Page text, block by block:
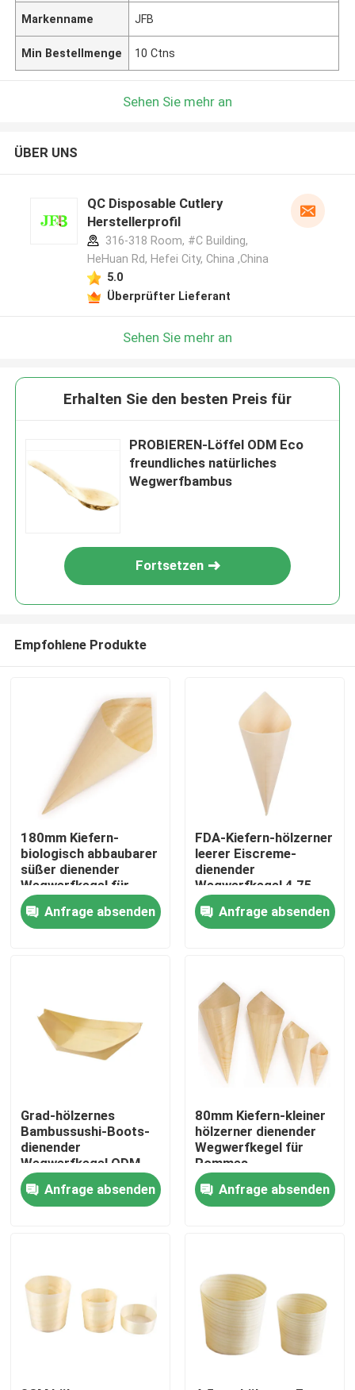
Nach Hause
Kontakte
Hölzerne Wegwerfgeräte
Wegwerfbambustischbesteck
Bambusaufsteckspindeln
Bambusnahrungsmittel-Auswahl
Markenname JFB
Min Bestellmenge 10 Ctns
Sehen Sie mehr an
ÜBER UNS
QC Disposable Cutlery
Herstellerprofil
316-318 Room, #C Building,
HeHuan Rd, Hefei City, China ,China
5.0
Überprüfter Lieferant
Sehen Sie mehr an
Erhalten Sie den besten Preis für
PROBIEREN-Löffel ODM Eco
freundliches natürliches
Wegwerfbambus
Fortsetzen
Empfohlene Produkte
180mm Kiefern-
biologisch abbaubarer
süßer dienender
Wegwerfkegel für
hölzerne Eiscreme
Anfrage absenden
FDA-Kiefern-hölzerner
leerer Eiscreme-
dienender
Wegwerfkegel 4,75
Unze für Nahrung
Anfrage absenden
Grad-hölzernes
Bambussushi-Boots-
dienender
Wegwerfkegel ODM
4Inch Nahrungsmittel
Anfrage absenden
80mm Kiefern-kleiner
hölzerner dienender
Wegwerfkegel für
Pommes-
Fritesaperitifs 100
SatzAnfrage absenden